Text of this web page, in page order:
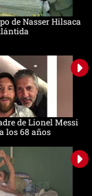
de Nasser Hilsaca
de Lionel Messi
los 68 años